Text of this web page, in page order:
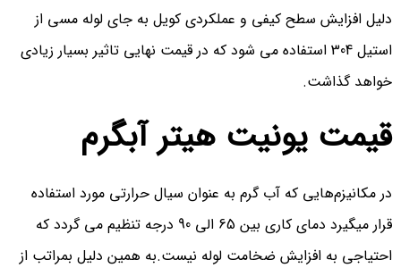
دلیل افزایش سطح کیفی و عملکردی کویل به جای لوله مسی از
استیل 304 استفاده می شود که در قیمت نهایی تاثیر بسیار زیادی
خواهد گذاشت.
قیمت یونیت هیتر آبگرم
در مکانیزم‌هایی که آب گرم به عنوان سیال حرارتی مورد استفاده
قرار میگیرد دمای کاری بین 65 الی 90 درجه تنظیم می گردد که
احتیاجی به افزایش ضخامت لوله نیست.به همین دلیل بمراتب از